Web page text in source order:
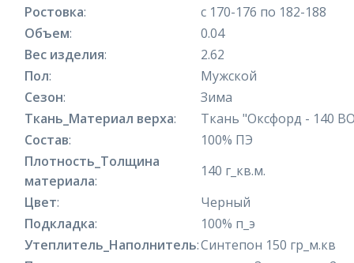
Ростовка:
с 170-176 по 182-188
Объем:
0.04
Вес изделия:
2.62
Пол:
Мужской
Сезон:
Зима
Ткань_Материал верха:
Ткань "Оксфорд - 140
Состав:
100% ПЭ
Плотность_Толщина
материала:
140 г_кв.м.
Цвет:
Черный
Подкладка:
100% п_э
Утеплитель_Наполнитель:Синтепон 150 гр_м.кв